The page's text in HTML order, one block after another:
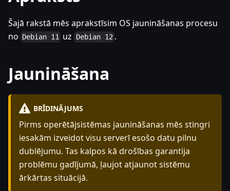
Šajā rakstā mēs aprakstīsim OS jaunināšanas procesu
no Debian 11 uz Debian 12 .
Jaunināšana
BRĪDINĀJUMS
Pirms operētājsistēmas jaunināšanas mēs stingri
iesakām izveidot visu serverī esošo datu pilnu
dublējumu. Tas kalpos kā drošības garantija
problēmu gadījumā, ļaujot atjaunot sistēmu
ārkārtas situācijā.